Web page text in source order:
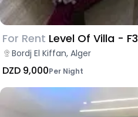
For Rent Level Of Villa - F3
Bordj El Kiffan, Alger
DZD 9,000Per Night